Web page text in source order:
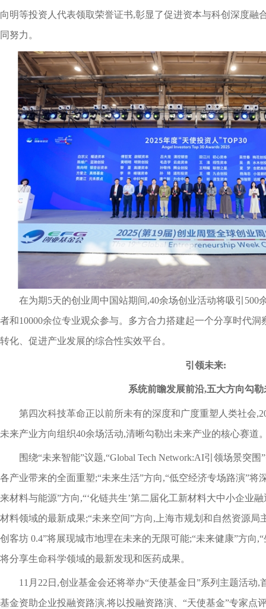
向明等投资人代表领取荣誉证书,彰显了促进资本与科创深度融
同努力。
在为期5天的创业周中国站期间,40余场创业活动将吸引500
者和10000余位专业观众参与。多方合力搭建起一个分享时代
转化、促进产业发展的综合性实效平台。
引领未来:
系统前瞻发展前沿,五大方向勾勒
第四次科技革命正以前所未有的深度和广度重塑人类社会
未来产业方向组织40余场活动,清晰勾勒出未来产业的核心赛道
围绕“未来智能”议题,“Global Tech Network:AI引领场景突
各产业带来的全面重塑;“未来生活”方向,“低空经济专场路演”将
来材料与能源”方向,“‘化链共生’第二届化工新材料大中小企业
材料领域的最新成果;“未来空间”方向,上海市规划和自然资源
创客坊 0.4”将展现城市地理在未来的无限可能;“未来健康”方向
将分享生命科学领域的最新发现和医药成果。
11月22日,创业基金会还将举办“天使基金日”系列主题活
基金资助企业投融资路演,将以投融资路演、“天使基金”专家点